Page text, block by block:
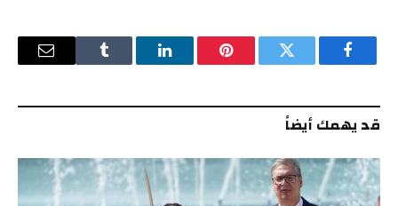
فيسبوك تويتر بينتيريستلينكدإن Tumblr
البريد
قد يهمك أيضاً